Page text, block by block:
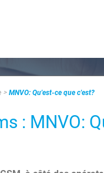
MNVO: Qu'est-ce que c'est?
: MNVO: